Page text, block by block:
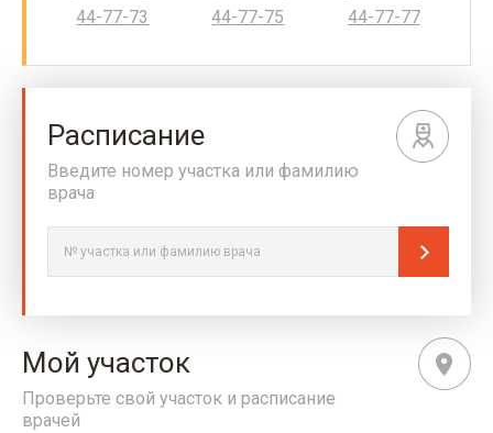
44-77-73
44-77-75
44-77-77
Расписание
Введите номер участка или фамилию
врача
Мой участок
Проверьте свой участок и расписание
врачей